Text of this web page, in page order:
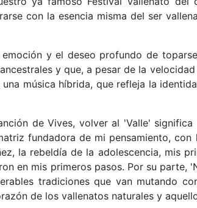
con la esencia misma del ser
y el deseo profundo de
y que, a pesar de la
música híbrida, que refleja la
de Vives, volver al 'Valle'
fundadora de mi pensamiento,
la rebeldía de la adolescencia, mis
en mis primeros pasos. Por su parte,
tradiciones que van mutando
de los vallenatos naturales y